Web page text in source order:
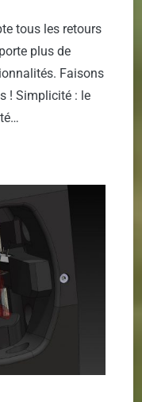
tous les retours
plus de
Faisons
! Simplicité : le